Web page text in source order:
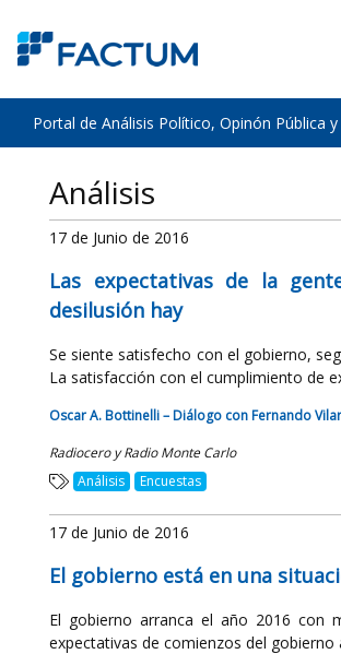
Portal de Análisis Político, Opinón Pública
Análisis
17 de Junio de 2016
Las expectativas de la
desilusión hay
Se siente satisfecho con el gobierno,
La satisfacción con el cumplimiento de
Oscar A. Bottinelli – Diálogo con Fernando Vilar
Radiocero y Radio Monte Carlo
Análisis
Encuestas
17 de Junio de 2016
El gobierno está en una
El gobierno arranca el año 2016 con
expectativas de comienzos del